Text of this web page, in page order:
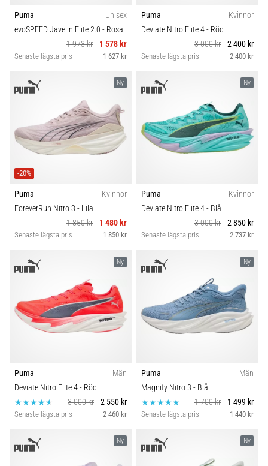
Puma
Unisex
evoSPEED Javelin Elite 2.0 - Rosa
1 973 kr
1 578 kr
Senaste lägsta pris 1 627 kr
Puma
Kvinnor
Deviate Nitro Elite 4- Röd
3 000 kr
2 400 kr
Senaste lägsta pris 2 400 kr
Ny
-20%
Puma
Kvinnor
ForeverRun Nitro 3 - Lila
1 850 kr
1 480 kr
Senaste lägsta pris 1 850 kr
Ny
Puma
Kvinnor
Deviate Nitro Elite 4- Blå
3 000 kr
2 850 kr
Senaste lägsta pris 2 737 kr
Ny
Puma
Män
Deviate Nitro Elite 4- Röd
3 000 kr
2 550 kr
Senaste lägsta pris 2 460 kr
Ny
Puma
Män
Magnify Nitro 3 - Blå
1 700 kr
1 499 kr
Senaste lägsta pris 1 440 kr
Ny Ny